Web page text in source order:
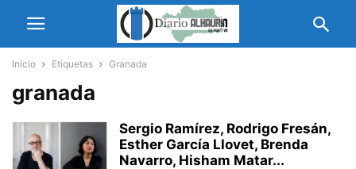
Inicio Etiquetas Granada
granada
Sergio Ramírez, Rodrigo Fresán,
Esther García Llovet, Brenda
Navarro, Hisham Matar...